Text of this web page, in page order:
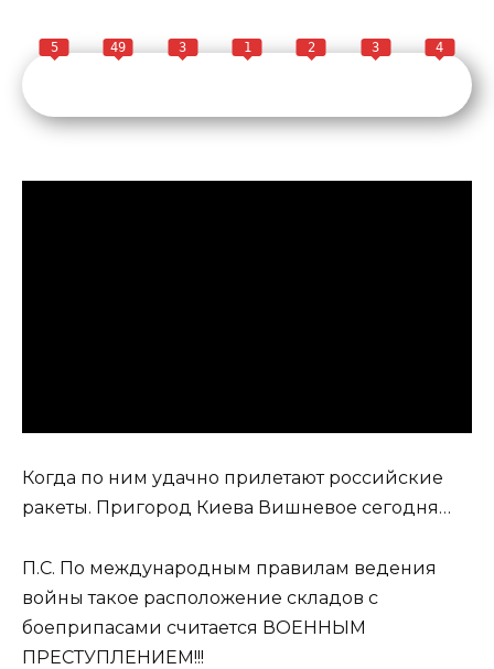
5 49 3 1 2 3 4
Когда по ним удачно прилетают российские
ракеты. Пригород Киева Вишневое сегодня…
П.С. По международным правилам ведения
войны такое расположение складов с
боеприпасами считается ВОЕННЫМ
ПРЕСТУПЛЕНИЕМ!!!